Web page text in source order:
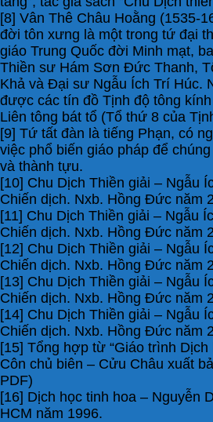
[8] Vân Thê Châu Hoằng (1535-
đời tôn xưng là một trong tứ đại
giáo Trung Quốc đời Minh mạt,
Thiền sư Hám Sơn Đức Thanh,
Khả và Đại sư Ngẫu Ích Trí Húc.
được các tín đồ Tịnh độ tông
Liên tông bát tổ (Tổ thứ 8 của
[9] Tứ tất đàn là tiếng Phạn, có
việc phổ biến giáo pháp để
và thành tựu.
[10] Chu Dịch Thiền giải – Ngẫu
Chiến dịch. Nxb. Hồng Đức năm
[11] Chu Dịch Thiền giải – Ngẫu
Chiến dịch. Nxb. Hồng Đức năm
[12] Chu Dịch Thiền giải – Ngẫu
Chiến dịch. Nxb. Hồng Đức năm
[13] Chu Dịch Thiền giải – Ngẫu
Chiến dịch. Nxb. Hồng Đức năm
[14] Chu Dịch Thiền giải – Ngẫu
Chiến dịch. Nxb. Hồng Đức năm
[15] Tổng hợp từ “Giáo trình
Côn chủ biên – Cửu Châu xuất
PDF)
[16] Dịch học tinh hoa – Nguyễn
HCM năm 1996.